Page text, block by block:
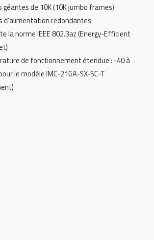
géantes de 10K (10K jumbo frames)
d’alimentation redondantes
la norme IEEE 802.3az (Energy-Efficient
de fonctionnement étendue : -40 à
le modèle IMC-21GA-SX-SC-T